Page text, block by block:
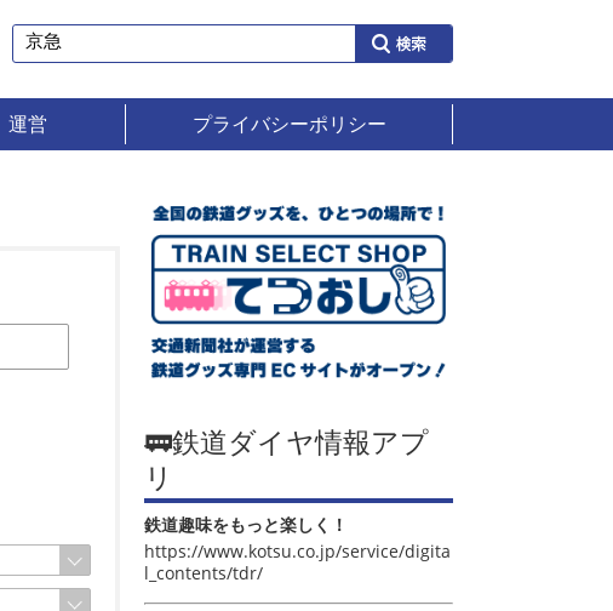
運営 プライバシーポリシー
🚃鉄道ダイヤ情報アプ
リ
鉄道趣味をもっと楽しく！
https://www.kotsu.co.jp/service/digita
l_contents/tdr/